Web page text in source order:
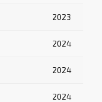
2023
2024
2024
2024